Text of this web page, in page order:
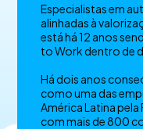
Especialistas em
alinhadas à
está há 12 anos
to Work dentro de
Há dois anos
como uma das
América Latina pela
com mais de 800